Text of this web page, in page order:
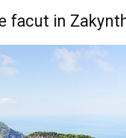
facut in